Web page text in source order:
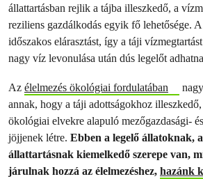
állattartásban rejlik a tájba illeszkedő, a
reziliens gazdálkodás egyik fő lehetősége. A
időszakos elárasztást, így a táji
nagy víz levonulása után dús legelőt
Az élelmezés ökológiai fordulatában
annak, hogy a táji adottságokhoz
ökológiai elvekre alapuló mezőgazdasági-
jöjjenek létre. Ebben a legelő állatoknak, a
állattartásnak kiemelkedő szerepe van,
járulnak hozzá az élelmezéshez, hazánk